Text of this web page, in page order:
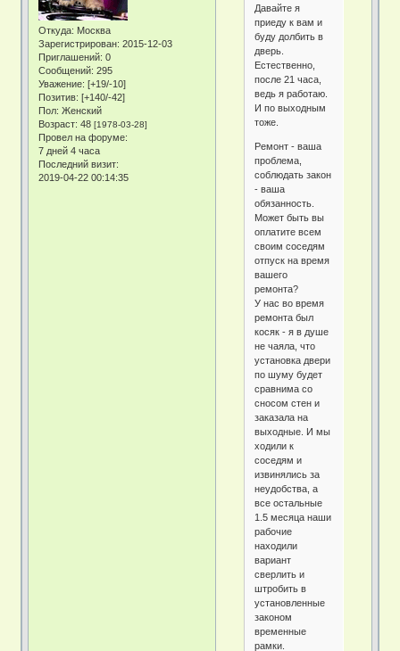
Откуда: Москва
Зарегистрирован: 2015-12-03
Приглашений: 0
Сообщений: 295
Уважение: [+19/-10]
Позитив: [+140/-42]
Пол: Женский
Возраст: 48[1978-03-28]
Провел на форуме:
7 дней 4 часа
Последний визит:
2019-04-22 00:14:35
Давайте я
приеду к вам и
буду долбить в
дверь.
Естественно,
после 21 часа,
ведь я работаю.
И по выходным
тоже.
Ремонт - ваша
проблема,
соблюдать закон
- ваша
обязанность.
Может быть вы
оплатите всем
своим соседям
отпуск на время
вашего
ремонта?
У нас во время
ремонта был
косяк - я в душе
не чаяла, что
установка двери
по шуму будет
сравнима со
сносом стен и
заказала на
выходные. И мы
ходили к
соседям и
извинялись за
неудобства, а
все остальные
1.5 месяца наши
рабочие
находили
вариант
сверлить и
штробить в
установленные
законом
временные
рамки.